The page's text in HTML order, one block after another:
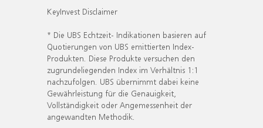
KeyInvest Disclaimer
* Die UBS Echtzeit- Indikationen basieren auf
Quotierungen von UBS emittierten Index-
Produkten. Diese Produkte versuchen den
zugrundeliegenden Index im Verhältnis 1:1
nachzufolgen. UBS übernimmt dabei keine
Gewährleistung für die Genauigkeit,
Vollständigkeit oder Angemessenheit der
angewandten Methodik.